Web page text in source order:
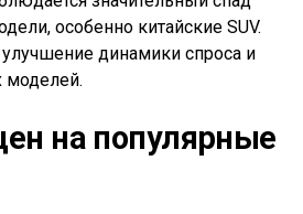
особенно китайские SUV.
динамики спроса и
моделей.
на популярные